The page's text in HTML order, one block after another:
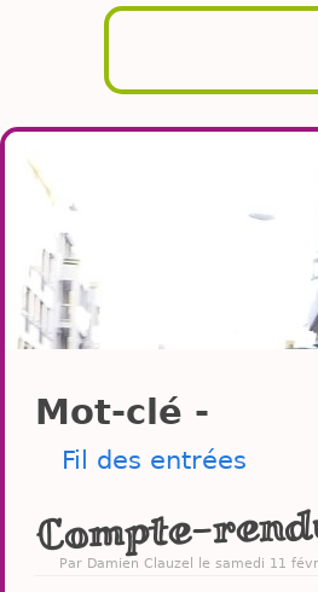
Mot-clé -
Fil des entrées
Compte-
Par Damien Clauzel le samedi 11